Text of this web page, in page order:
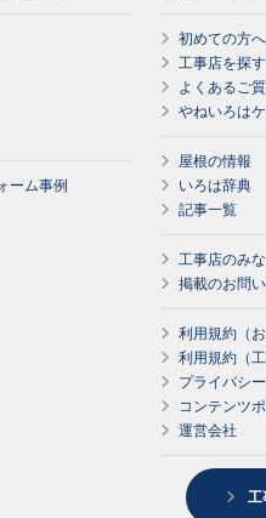
ーム事例
初めての方へ
工事店を探す
よくあるご
やねいろは
屋根の情報
いろは辞典
記事一覧
工事店のみ
掲載のお問
利用規約（お
利用規約（工
プライバシ
コンテンツ
運営会社
工